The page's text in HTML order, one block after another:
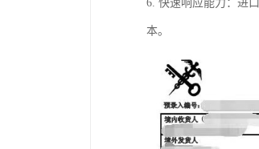
6. 快速响应能力：进
本。